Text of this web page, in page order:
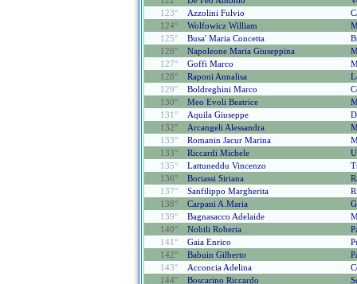
123°
Azzolini Fulvio
124°
Wolfowicz William
125°
Busa' Maria Concetta
126°
Napoleone Maria Giuseppina
127°
Goffi Marco
128°
Raponi Annalisa
129°
Boldreghini Marco
130°
Meo Evoli Beatrice
131°
Aquila Giuseppe
132°
Arcangeli Alessandra
133°
Romanin Jacur Marina
133°
Riccardi Michele
135°
Lattuneddu Vincenzo
136°
Boriassi Siriana
137°
Sanfilippo Margherita
138°
Carpani A.maria
139°
Bagnasacco Adelaide
140°
Nobili Roberta
141°
Gaia Enrico
142°
Babuin Gilberto
143°
Acconcia Adelina
144°
Boscarino Riccardo